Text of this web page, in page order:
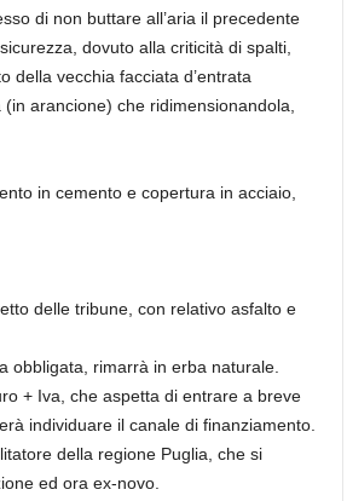
di non buttare all’aria il precedente
dovuto alla criticità di spalti,
della vecchia facciata d’entrata
arancione) che ridimensionandola,
in cemento e copertura in acciaio,
delle tribune, con relativo asfalto e
obbligata, rimarrà in erba naturale.
+ Iva, che aspetta di entrare a breve
individuare il canale di finanziamento.
della regione Puglia, che si
ed ora ex-novo.